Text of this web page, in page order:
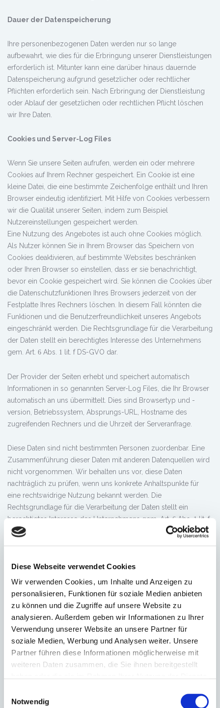
Diese Webseite verwendet Cookies
Wir verwenden Cookies, um Inhalte und Anzeigen zu
personalisieren, Funktionen für soziale Medien anbieten
zu können und die Zugriffe auf unsere Website zu
analysieren. Außerdem geben wir Informationen zu Ihrer
Verwendung unserer Website an unsere Partner für
soziale Medien, Werbung und Analysen weiter. Unsere
Partner führen diese Informationen möglicherweise mit
weiteren Daten zusammen, die Sie ihnen bereitgestellt
Notwendig
Dauer der Datenspeicherung
Ihre personenbezogenen Daten werden nur so lange
aufbewahrt, wie dies für die Erbringung unserer Dienstleistungen
erforderlich ist. Mitunter kann eine darüber hinaus dauernde
Datenspeicherung aufgrund gesetzlicher oder rechtlicher
Pflichten erforderlich sein. Nach Erbringung der Dienstleistung
oder Ablauf der gesetzlichen oder rechtlichen Pflicht löschen
wir Ihre Daten.
Cookies und Server-Log Files
Wenn Sie unsere Seiten aufrufen, werden ein oder mehrere
Cookies auf Ihrem Rechner gespeichert. Ein Cookie ist eine
kleine Datei, die eine bestimmte Zeichenfolge enthält und Ihren
Browser eindeutig identifiziert. Mit Hilfe von Cookies verbessern
wir die Qualität unserer Seiten, indem zum Beispiel
Nutzereinstellungen gespeichert werden.
Eine Nutzung des Angebotes ist auch ohne Cookies möglich.
Als Nutzer können Sie in Ihrem Browser das Speichern von
Cookies deaktivieren, auf bestimmte Websites beschränken
oder Ihren Browser so einstellen, dass er sie benachrichtigt,
bevor ein Cookie gespeichert wird. Sie können die Cookies über
die Datenschutzfunktionen Ihres Browsers jederzeit von der
Festplatte Ihres Rechners löschen. In diesem Fall könnten die
Funktionen und die Benutzerfreundlichkeit unseres Angebots
eingeschränkt werden. Die Rechtsgrundlage für die Verarbeitung
der Daten stellt ein berechtigtes Interesse des Unternehmens
gem. Art. 6 Abs. 1 lit. f DS-GVO dar.
Der Provider der Seiten erhebt und speichert automatisch
Informationen in so genannten Server-Log Files, die Ihr Browser
automatisch an uns übermittelt. Dies sind Browsertyp und -
version, Betriebssystem, Absprungs-URL, Hostname des
zugreifenden Rechners und die Uhrzeit der Serveranfrage.
Diese Daten sind nicht bestimmten Personen zuordenbar. Eine
Zusammenführung dieser Daten mit anderen Datenquellen wird
nicht vorgenommen. Wir behalten uns vor, diese Daten
nachträglich zu prüfen, wenn uns konkrete Anhaltspunkte für
eine rechtswidrige Nutzung bekannt werden. Die
Rechtsgrundlage für die Verarbeitung der Daten stellt ein
berechtigtes Interesse des Unternehmens gem. Art.6Abs.1lit. f
DS-GVO dar.
Wir binden Google Fonts zur Darstellung von Schriftarten auf
unserer Webseite ein. Bei einem Aufruf einer unserer Seiten
werden die benötigten Schriftarten in Ihren Browser Cache
geladen, um die Schriftarten korrekt anzuzeigen. Hierzu nimmt
Ihr Browser Verbindung mit Google auf, Google erlangt
dadurch Kenntnis, dass Ihre IP-Adresse unsere Webseite
aufgerufen hat.
für die Datenverarbeitung ist unser berechtigtes Interesse an der